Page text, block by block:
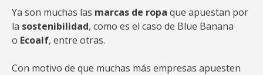
Ya son muchas las marcas de ropa que apuestan por
la sostenibilidad, como es el caso de Blue Banana
o Ecoalf, entre otras.
Con motivo de que muchas más empresas apuesten